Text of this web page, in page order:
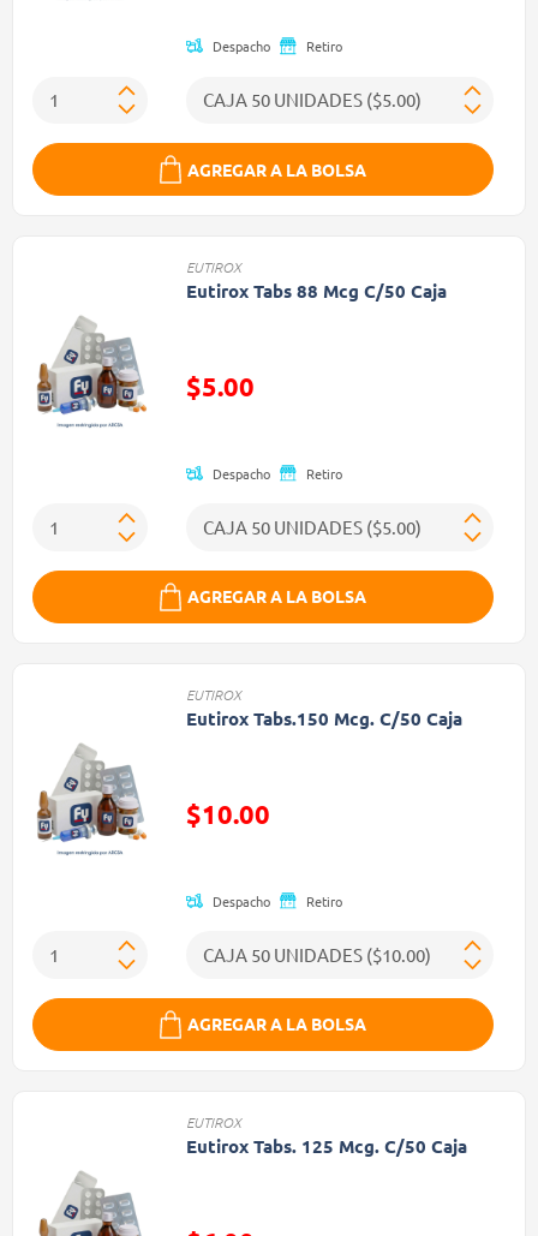
Despacho Retiro
AGREGAR A LA BOLSA
EUTIROX
Eutirox Tabs 88 Mcg C/50 Caja
Precio reducido de
$5.00
Despacho Retiro
AGREGAR A LA BOLSA
EUTIROX
Eutirox Tabs.150 Mcg. C/50 Caja
Precio reducido de
$10.00
Despacho Retiro
AGREGAR A LA BOLSA
EUTIROX
Eutirox Tabs. 125 Mcg. C/50 Caja